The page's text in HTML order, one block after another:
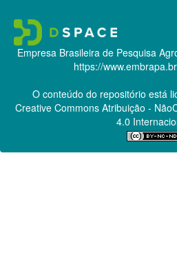
Empresa Brasileira de Pesquisa
https://
O conteúdo do repositório está
Creative CommonsAtribuição -
4.0